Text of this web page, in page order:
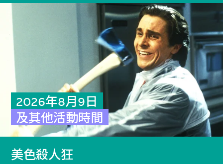
2026年8月9日
及其他活動時間
美色殺人狂